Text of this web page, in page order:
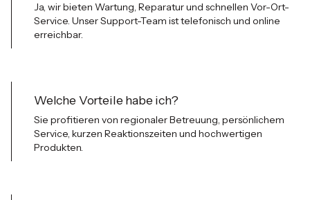
Ja, wir bieten Wartung, Reparatur und schnellen Vor-Ort-
Service. Unser Support-Team ist telefonisch und online
erreichbar.
Welche Vorteile habe ich?
Sie profitieren von regionaler Betreuung, persönlichem
Service, kurzen Reaktionszeiten und hochwertigen
Produkten.